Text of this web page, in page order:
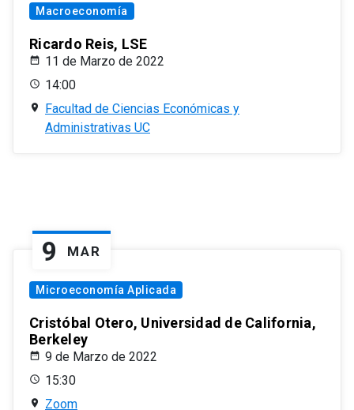
Macroeconomía
Ricardo Reis, LSE
11 de Marzo de 2022
14:00
Facultad de Ciencias Económicas y
Administrativas UC
9 MAR
Microeconomía Aplicada
Cristóbal Otero, Universidad de California,
Berkeley
9 de Marzo de 2022
15:30
Zoom